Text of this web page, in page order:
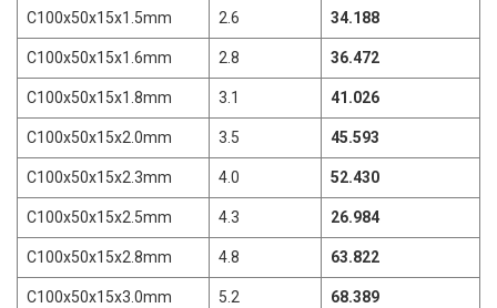
C100x50x15x1.5mm 2.6 34.188
C100x50x15x1.6mm 2.8 36.472
C100x50x15x1.8mm 3.1 41.026
C100x50x15x2.0mm 3.5 45.593
C100x50x15x2.3mm 4.0 52.430
C100x50x15x2.5mm 4.3 26.984
C100x50x15x2.8mm 4.8 63.822
C100x50x15x3.0mm 5.2 68.389